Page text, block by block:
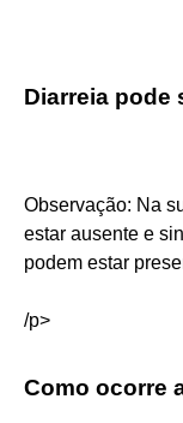
Diarreia pode
Observação: Na
estar ausente e
podem estar
/p>
Como ocorre